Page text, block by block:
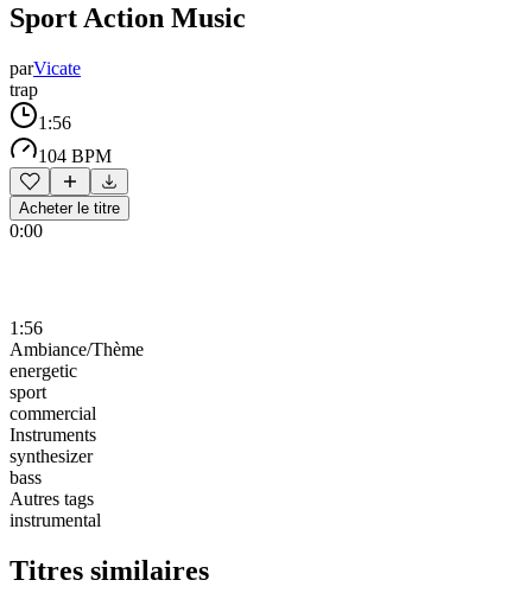
Sport Action Music
parVicate
trap
1:56
104 BPM
Acheter le titre
0:00
1:56
Ambiance/Thème
energetic
sport
commercial
Instruments
synthesizer
bass
Autres tags
instrumental
Titres similaires